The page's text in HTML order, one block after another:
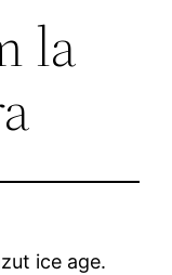
la
ice age.